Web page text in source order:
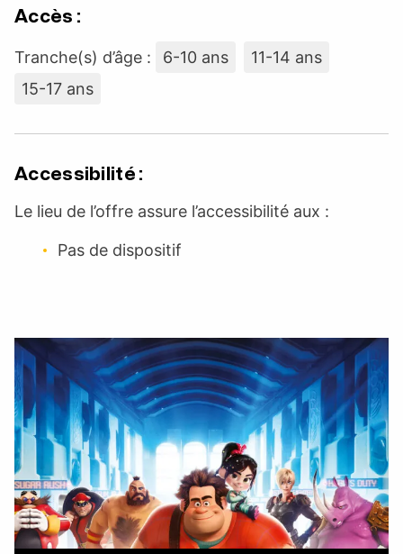
Accès :
Tranche(s) d’âge : 6-10 ans
11-14 ans
15-17 ans
Accessibilité :
Le lieu de l’offre assure l’accessibilité aux :
Pas de dispositif